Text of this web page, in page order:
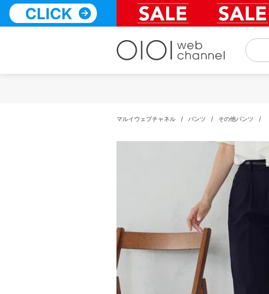
テ
マルイウェブチャネル / パンツ / その他パンツ /